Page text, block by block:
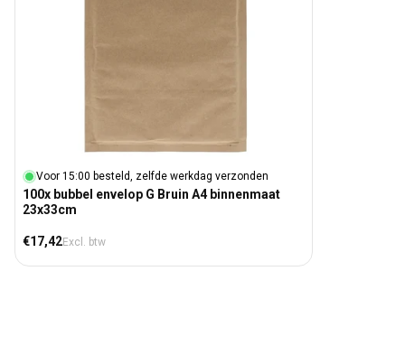
Voor 15:00 besteld, zelfde werkdag verzonden
100x bubbel envelop G Bruin A4 binnenmaat
23x33cm
Normale prijs
€17,42Excl. btw